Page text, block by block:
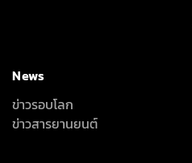
News
ข่าวรอบโลก
ข่าวสารยานยนต์